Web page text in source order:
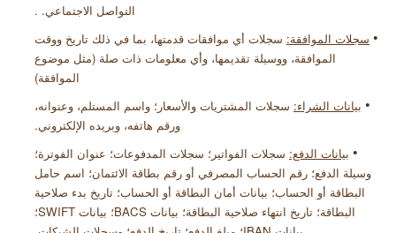
التواصل الاجتماعي. .
• سجلات الموافقة: سجلات أي موافقات قدمتها، بما في ذلك تاريخ ووقت
الموافقة، ووسيلة تقديمها، وأي معلومات ذات صلة (مثل موضوع
الموافقة)
• بيانات الشراء: سجلات المشتريات والأسعار؛ واسم المستلم، وعنوانه،
ورقم هاتفه، وبريده الإلكتروني.
• بيانات الدفع: سجلات الفواتير؛ سجلات المدفوعات؛ عنوان الفوترة؛
وسيلة الدفع؛ رقم الحساب المصرفي أو رقم بطاقة الائتمان؛ اسم حامل
البطاقة أو الحساب؛ بيانات أمان البطاقة أو الحساب؛ تاريخ بدء صلاحية
البطاقة؛ تاريخ انتهاء صلاحية البطاقة؛ بيانات
؛ بيانات
؛